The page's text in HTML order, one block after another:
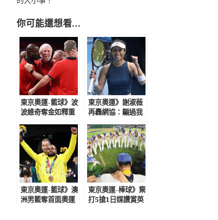
你可能還想看…
東京奧運-籃球》波
波維奇奪金如釋重
皆奪奧運籃球金牌
母子
東京奧運》謝淑薇
再轟網協：騙過我
灣史上誕生了第一
位奧運陪打」
東京奧運-籃球》澳
洲男籃奪首面奧運
東京奧運-棒球》棄
打5搶1日媒讚賞英